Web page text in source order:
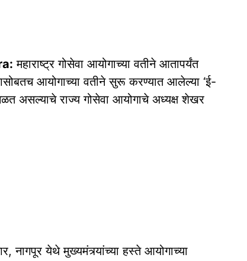
महाराष्ट्र गोसेवा आयोगाच्या वतीने आतापर्यंत
आयोगाच्या वतीने सुरू करण्यात आलेल्या ‘ई-
असल्याचे राज्य गोसेवा आयोगाचे अध्यक्ष शेखर
नागपूर येथे मुख्यमंत्र्यांच्या हस्ते आयोगाच्या